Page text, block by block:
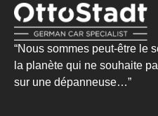
“Nous sommes peut-être le
la planète qui ne souhaite
sur une dépanneuse…”